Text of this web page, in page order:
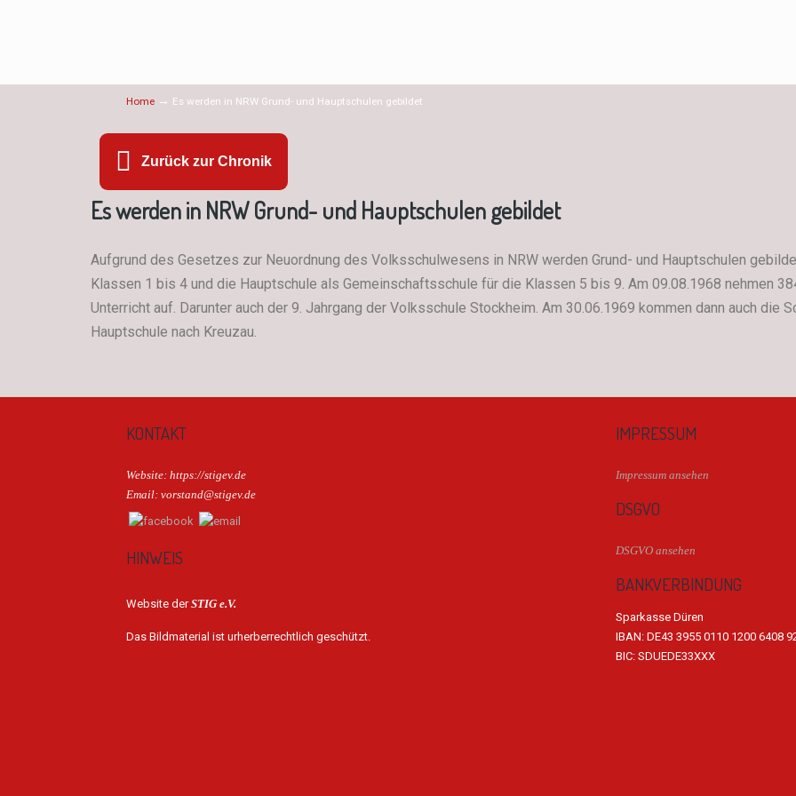
Home → Es werden in NRW Grund- und Hauptschulen gebildet
Zurück zur Chronik
Es werden in NRW Grund- und Hauptschulen gebildet
Aufgrund des Gesetzes zur Neuordnung des Volksschulwesens in NRW werden Grund- und Hauptschulen
Klassen 1 bis 4 und die Hauptschule als Gemeinschaftsschule für die Klassen 5 bis 9. Am 09.08.1968 nehmen
Unterricht auf. Darunter auch der 9. Jahrgang der Volksschule Stockheim. Am 30.06.1969 kommen dann auch die
Hauptschule nach Kreuzau.
KONTAKT
Website: https://stigev.de
Email: vorstand@stigev.de
HINWEIS
Website derSTIG e.V.
Das Bildmaterial ist urherberrechtlich geschützt.
IMPRESSUM
Impressum ansehen
DSGVO
DSGVO ansehen
BANKVERBINDUNG
Sparkasse Düren
IBAN: DE43 3955 0110 1200 6408
BIC: SDUEDE33XXX